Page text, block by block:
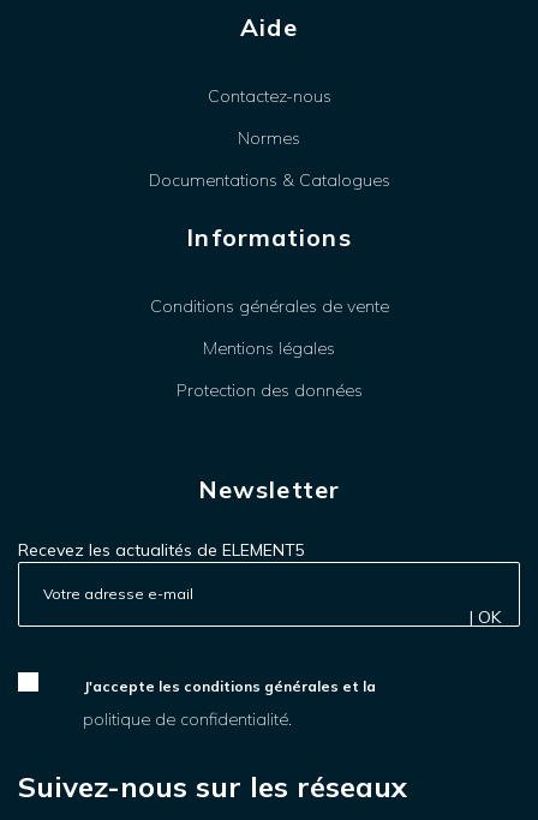
Aide
Contactez-nous
Normes
Documentations & Catalogues
Informations
Conditions générales de vente
Mentions légales
Protection des données
Newsletter
Recevez les actualités de ELEMENT5
| OK
J'accepte les conditions générales et la
politique de confidentialité.
Suivez-nous sur les réseaux